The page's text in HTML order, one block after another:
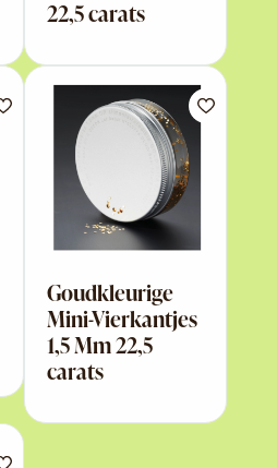
22,5 carats
Goudkleurige
Mini-Vierkantjes
1,5 Mm 22,5
carats